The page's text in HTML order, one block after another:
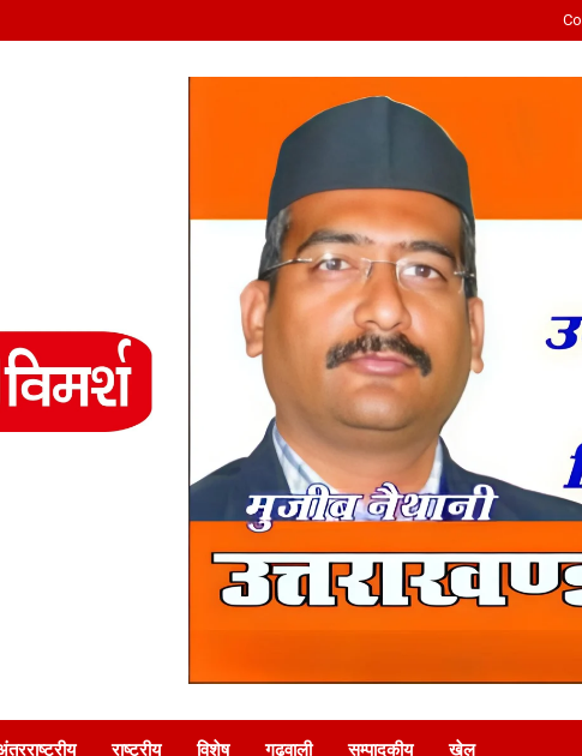
राष्ट्रीय विशेष गढ़वाली सम्पादकीय खेल